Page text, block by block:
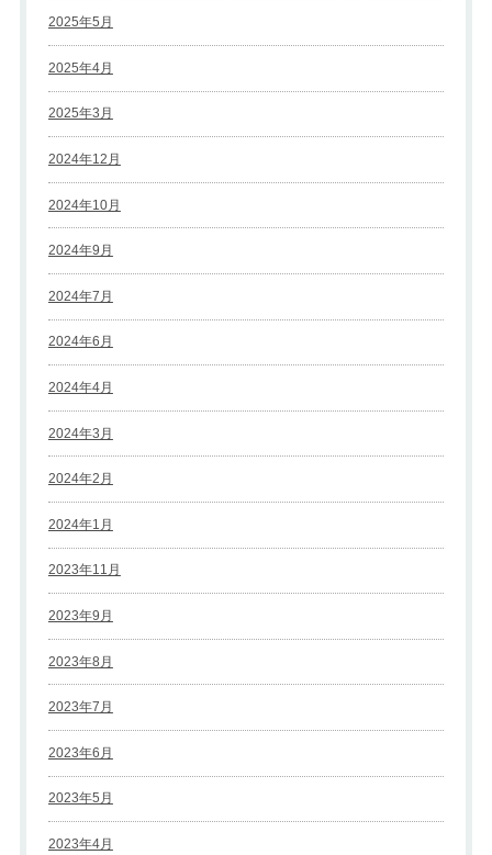
2025年5月
2025年4月
2025年3月
2024年12月
2024年10月
2024年9月
2024年7月
2024年6月
2024年4月
2024年3月
2024年2月
2024年1月
2023年11月
2023年9月
2023年8月
2023年7月
2023年6月
2023年5月
2023年4月